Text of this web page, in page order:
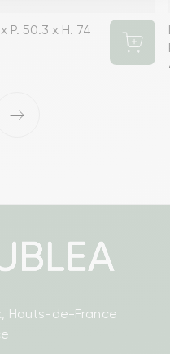
P. 50.3 x H. 74
›
Hauts-de-France